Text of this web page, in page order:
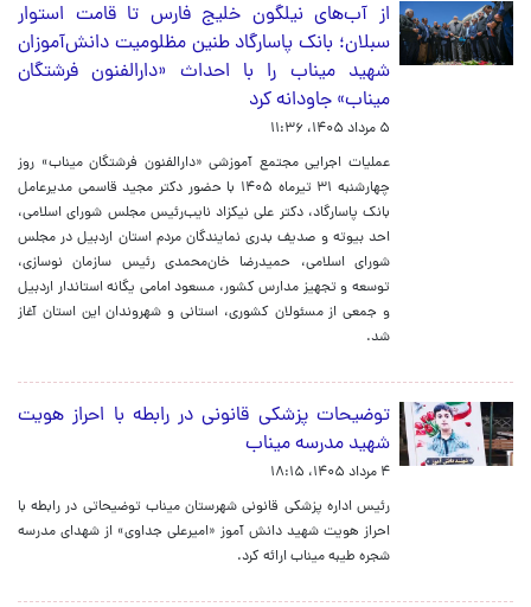
از آب‌های نیلگون خلیج فارس تا قامت استوار
سبلان؛ بانک پاسارگاد طنین مظلومیت دانش‌آموزان
شهید میناب را با احداث «دارالفنون فرشتگان
میناب» جاودانه کرد
۵ مرداد ۱۴۰۵، ۱۱:۳۶
عملیات اجرایی مجتمع آموزشی «دارالفنون فرشتگان میناب» روز
چهارشنبه ۳۱ تیرماه ۱۴۰۵ با حضور دکتر مجید قاسمی مدیرعامل
بانک پاسارگاد، دکتر علی نیکزاد نایب‌رئیس مجلس شورای اسلامی،
احد بیوته و صدیف بدری نمایندگان مردم استان اردبیل در مجلس
شورای اسلامی، حمیدرضا خان‌محمدی رئیس سازمان نوسازی،
توسعه و تجهیز مدارس کشور، مسعود امامی یگانه استاندار اردبیل
و جمعی از مسئولان کشوری، استانی و شهروندان این استان آغاز
شد.
توضیحات پزشکی قانونی در رابطه با احراز هویت
شهید مدرسه میناب
۴ مرداد ۱۴۰۵، ۱۸:۱۵
رئیس اداره پزشکی قانونی شهرستان میناب توضیحاتی در رابطه با
احراز هویت شهید دانش آموز «امیرعلی جداوی» از شهدای مدرسه
شجره طیبه میناب ارائه کرد.